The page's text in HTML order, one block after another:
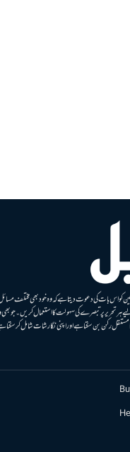
کو اس بات کی دعوت دیتا ہے کہ وہ خود بھی مختلف
ہر تحریر پر تبصرے کی سہولت کا استعمال کریں۔ جو
کا مستقل رکن بن سکتا ہے اور اپنی نگارشات شامل